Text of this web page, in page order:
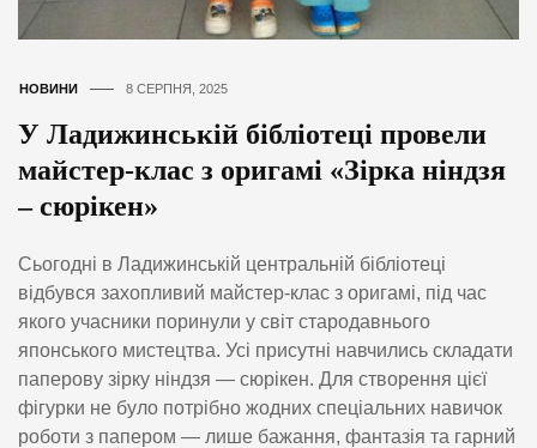
НОВИНИ 8 СЕРПНЯ, 2025
У Ладижинській бібліотеці провели
майстер-клас з оригамі «Зірка ніндзя
– сюрікен»
Сьогодні в Ладижинській центральній бібліотеці
відбувся захопливий майстер-клас з оригамі, під час
якого учасники поринули у світ стародавнього
японського мистецтва. Усі присутні навчились складати
паперову зірку ніндзя — сюрікен. Для створення цієї
фігурки не було потрібно жодних спеціальних навичок
роботи з папером — лише бажання, фантазія та гарний